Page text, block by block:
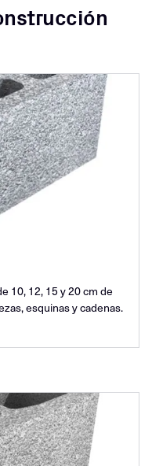
10, 12, 15 y 20 cm de
esquinas y cadenas.